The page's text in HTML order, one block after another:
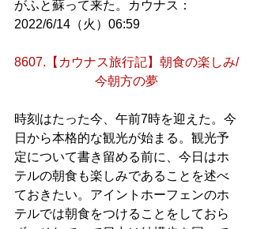
がふと蘇って来た。カウナス：
2022/6/14（火）06:59
8607.【カウナス旅行記】朝食の楽しみ/
今朝方の夢
時刻はたった今、午前7時を迎えた。今
日から本格的な観光が始まる。観光予
定について書き留める前に、今日はホ
テルの朝食も楽しみであることを述べ
ておきたい。アイントホーフェンのホ
テルでは朝食をつけることをしておら